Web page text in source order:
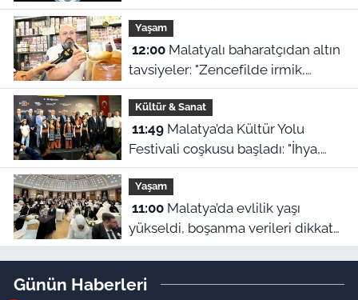
geliyor
Yaşam
12:00Malatyalı baharatçıdan altın
tavsiyeler: "Zencefilde irmik,
kimyonda bulgur var!"
Kültür & Sanat
11:49Malatya’da Kültür Yolu
Festivali coşkusu başladı: "İhya,
inşa ve kültürle normalleşiyoruz"
Yaşam
11:00Malatya’da evlilik yaşı
yükseldi, boşanma verileri dikkat
çekti
Günün Haberleri